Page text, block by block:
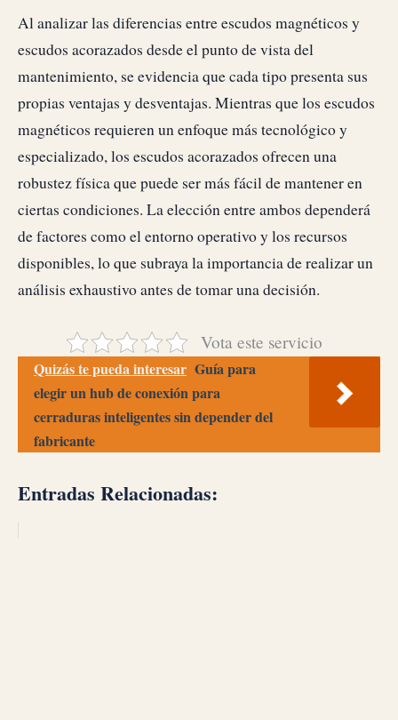
Al analizar las diferencias entre escudos magnéticos y
escudos acorazados desde el punto de vista del
mantenimiento, se evidencia que cada tipo presenta sus
propias ventajas y desventajas. Mientras que los escudos
magnéticos requieren un enfoque más tecnológico y
especializado, los escudos acorazados ofrecen una
robustez física que puede ser más fácil de mantener en
ciertas condiciones. La elección entre ambos dependerá
de factores como el entorno operativo y los recursos
disponibles, lo que subraya la importancia de realizar un
análisis exhaustivo antes de tomar una decisión.
Vota este servicio
Quizás te pueda interesar Guía para
elegir un hub de conexión para
cerraduras inteligentes sin depender del
fabricante
Entradas Relacionadas: